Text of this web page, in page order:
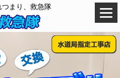
まり、救急隊